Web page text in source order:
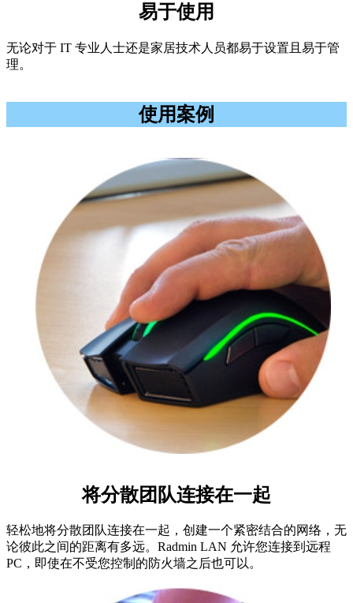
易于使用
无论对于 IT 专业人士还是家居技术人员都易于设置且易于管
理。
使用案例
将分散团队连接在一起
轻松地将分散团队连接在一起，创建一个紧密结合的网络，无
论彼此之间的距离有多远。Radmin LAN 允许您连接到远程
PC，即使在不受您控制的防火墙之后也可以。